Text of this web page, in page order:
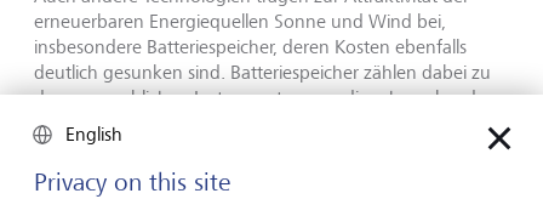
erneuerbaren Energiequellen Sonne und Wind bei,
insbesondere Batteriespeicher, deren Kosten ebenfalls
deutlich gesunken sind. Batteriespeicher zählen dabei zu
den massgeblichen Instrumenten, um die schwankende
Ausbeute aus den erneuerbaren Energiequellen zu
steuern. Leider sind weder wasserstoffbasierte Lösungen
zur Stromerzeugung noch Kernkraftwerke derzeit
wettbewerbsfähig (siehe Infobox unten).
English
Privacy on this site